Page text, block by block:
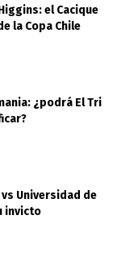
el Cacique
la Copa Chile
¿podrá El Tri
Universidad de
invicto